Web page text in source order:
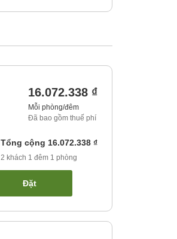
16.072.338 ₫
Mỗi phòng/đêm
Đã bao gồm thuế phí
Tổng cộng 16.072.338 ₫
2 khách 1 đêm 1 phòng
Đặt